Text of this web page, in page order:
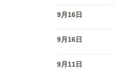
9月16日
9月16日
9月11日